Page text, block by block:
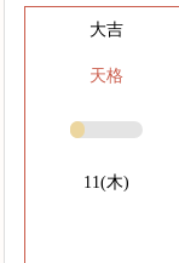
大吉
天格
11(木)